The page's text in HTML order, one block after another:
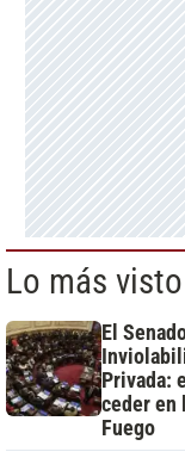
Lo más
El
Privada:
ceder en
Fuego